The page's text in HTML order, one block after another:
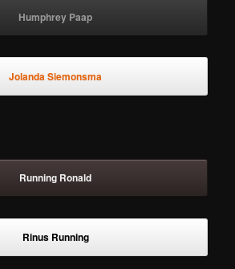
Humphrey Paap
Jolanda Siemonsma
Running Ronald
Rinus Running